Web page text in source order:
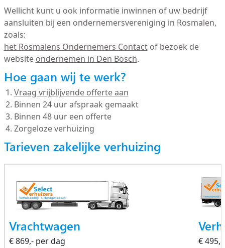
Wellicht kunt u ook informatie inwinnen of uw bedrijf
aansluiten bij een ondernemersvereniging in Rosmalen,
zoals:
het Rosmalens Ondernemers Contactof bezoek de
website ondernemen in Den Bosch.
Hoe gaan wij te werk?
Vraag vrijblijvende offerte aan
Binnen 24 uur afspraak gemaakt
Binnen 48 uur een offerte
Zorgeloze verhuizing
Tarieven zakelijke verhuizing
Vrachtwagen
€ 869,- per dag €